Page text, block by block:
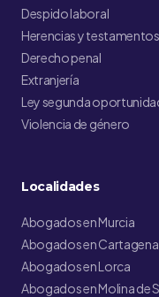
Despido laboral
Herencias y testamentos
Derecho penal
Extranjería
Ley segunda
Violencia de género
Localidades
Abogados en Murcia
Abogados en Cartagena
Abogados en Lorca
Abogados en Molina de